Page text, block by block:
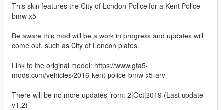
This skin features the City of London Police for a Kent Police
bmw x5.
Be aware this mod will be a work in progress and updates will
come out, such as City of London plates.
Link to the original model: https://www.gta5-
mods.com/vehicles/2016-kent-police-bmw-x5-arv
There will be no more updates from: 2|Oct|2019 (Last update
v1.2)